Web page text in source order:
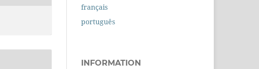
français
português
INFORMATION